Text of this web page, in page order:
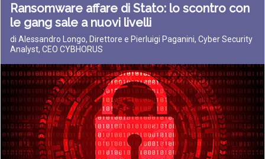
Ransomware affare di Stato: lo scontro con
le gang sale a nuovi livelli
di Alessandro Longo, Direttore e Pierluigi Paganini, Cyber Security
Analyst, CEO CYBHORUS